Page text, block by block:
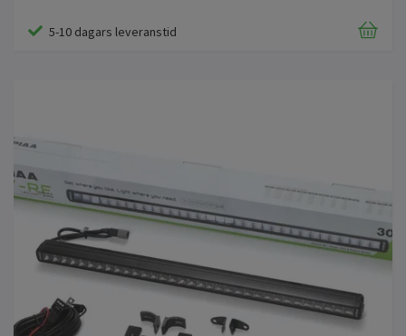
5-10 dagars leveranstid